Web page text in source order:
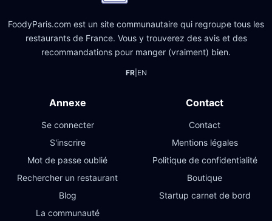
FoodyParis.com est un site communautaire qui regroupe tous les
restaurants de France. Vous y trouverez des avis et des
recommandations pour manger (vraiment) bien.
FR| EN
Annexe
Se connecter
S'inscrire
Mot de passe oublié
Rechercher un restaurant
Blog
La communauté
Contact
Contact
Mentions légales
Politique de confidentialité
Boutique
Startup carnet de bord